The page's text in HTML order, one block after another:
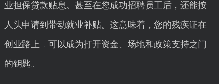
业担保贷款贴息。甚至在您成功招聘员工后，还能按
人头申请到带动就业补贴。这意味着，您的残疾证在
创业路上，可以成为打开资金、场地和政策支持之门
的钥匙。